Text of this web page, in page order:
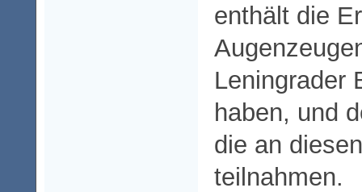
enthält die
Leningrader
haben, und
die an
teilnahmen.